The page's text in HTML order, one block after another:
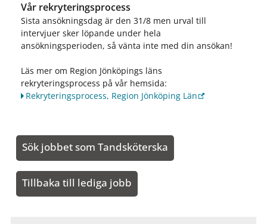
Vår rekryteringsprocess
Sista ansökningsdag är den 31/8 men urval till
intervjuer sker löpande under hela
ansökningsperioden, så vänta inte med din ansökan!
Läs mer om Region Jönköpings läns
rekryteringsprocess på vår hemsida:
Rekryteringsprocess, Region Jönköping Län
Sök jobbet som Tandsköterska
Tillbaka till lediga jobb